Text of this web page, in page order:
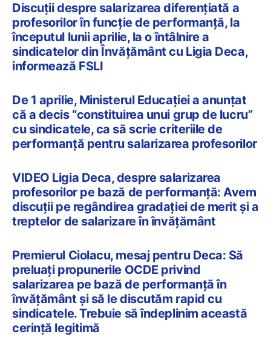
Discuții despre salarizarea diferențiată a
profesorilor în funcție de performanță, la
începutul lunii aprilie, la o întâlnire a
sindicatelor din Învățământ cu Ligia Deca,
informează FSLI
De 1 aprilie, Ministerul Educației a anunțat
că a decis “constituirea unui grup de lucru”
cu sindicatele, ca să scrie criteriile de
performanță pentru salarizarea profesorilor
VIDEO Ligia Deca, despre salarizarea
profesorilor pe bază de performanță: Avem
discuții pe regândirea gradației de merit și a
treptelor de salarizare în învățământ
Premierul Ciolacu, mesaj pentru Deca: Să
preluaţi propunerile OCDE privind
salarizarea pe bază de performanţă în
învăţământ şi să le discutăm rapid cu
sindicatele. Trebuie să îndeplinim această
cerinţă legitimă